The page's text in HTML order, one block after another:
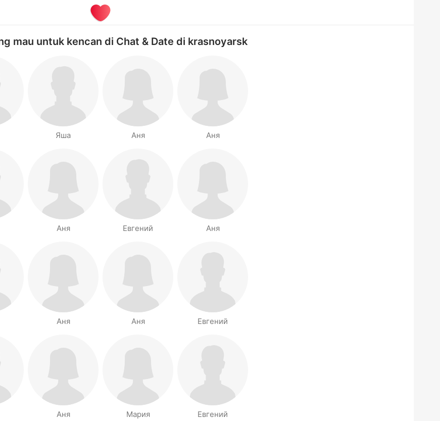
mau untuk kencan di Chat & Date di krasnoyarsk
Яша Аня Аня
Аня Евгений Аня
Аня Аня Евгений
Аня Мария Евгений